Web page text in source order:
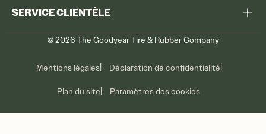
Contactez-nous
SERVICE CLIENTÈLE
Soins des pneus
©2026 The Goodyear Tire & Rubber Company
Mentions légales Déclaration de confidentialité
Plan du site Paramètres des cookies